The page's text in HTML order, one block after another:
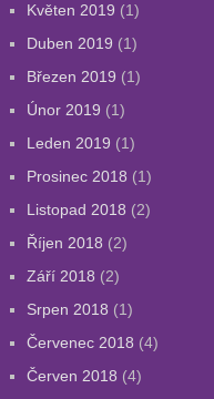
Květen 2019 (1)
Duben 2019 (1)
Březen 2019 (1)
Únor 2019 (1)
Leden 2019 (1)
Prosinec 2018 (1)
Listopad 2018 (2)
Říjen 2018 (2)
Září 2018 (2)
Srpen 2018 (1)
Červenec 2018 (4)
Červen 2018 (4)